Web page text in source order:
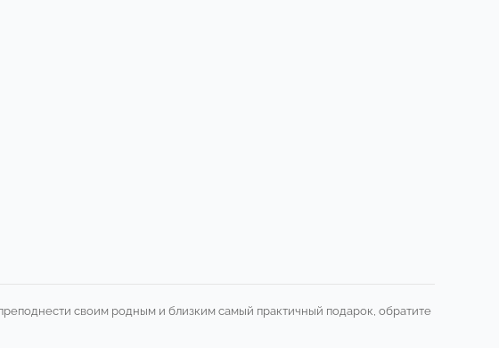
своим родным и близким самый практичный подарок, обратите